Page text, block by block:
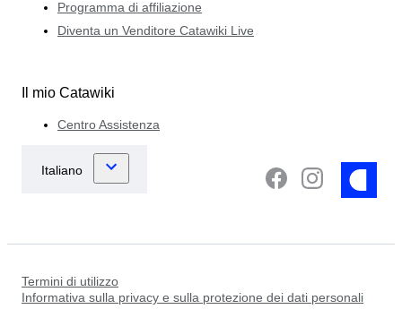
Programma di affiliazione
Diventa un Venditore Catawiki Live
Il mio Catawiki
Centro Assistenza
Termini di utilizzo
Informativa sulla privacy e sulla protezione dei dati personali